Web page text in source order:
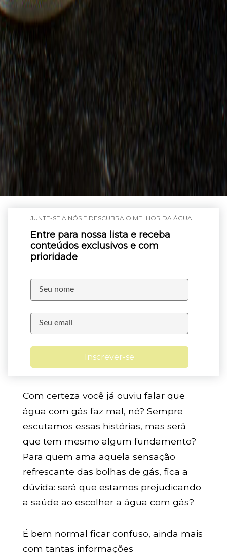
JUNTE-SE A NÓS E DESCUBRA O MELHOR DA ÁGUA!
Entre para nossa lista e receba
conteúdos exclusivos e com
prioridade
Inscrever-se
Com certeza você já ouviu falar que
água com gás faz mal, né? Sempre
escutamos essas histórias, mas será
que tem mesmo algum fundamento?
Para quem ama aquela sensação
refrescante das bolhas de gás, fica a
dúvida: será que estamos prejudicando
a saúde ao escolher a água com gás?
É bem normal ficar confuso, ainda mais
com tantas informações